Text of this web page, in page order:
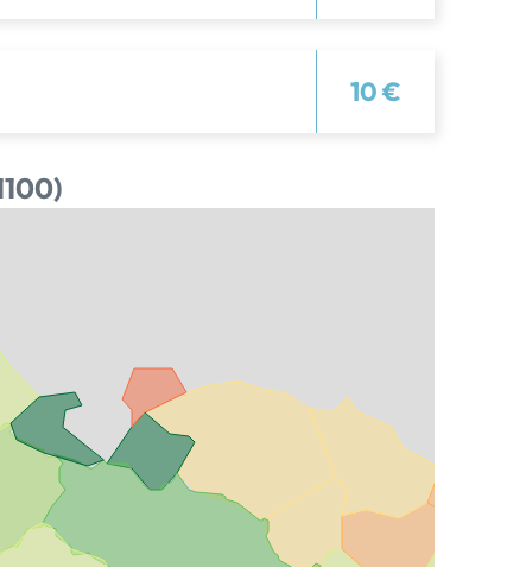
10 €